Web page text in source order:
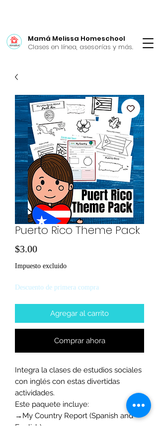
Mamá Melissa Homeschool
Clases en línea, asesorías y más.
Puerto Rico Theme Pack
$3.00Precio
Impuesto excluido
Descuento de primera compra
Agregar al carrito
Comprar ahora
Integra la clases de estudios sociales
con inglés con estas divertidas
actividades.
Este paquete incluye:
→My Country Report (Spanish and
English)